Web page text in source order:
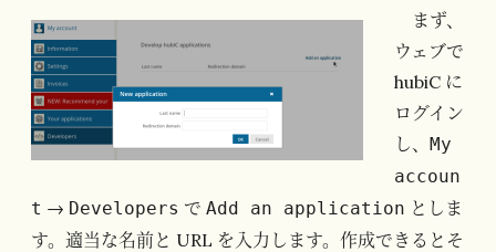
まず、
ウェブで
hubiC に
ログイン
し、 My
accoun
t → Developers で Add an application としま
す。適当な名前と URL を入力します。作成できるとそ